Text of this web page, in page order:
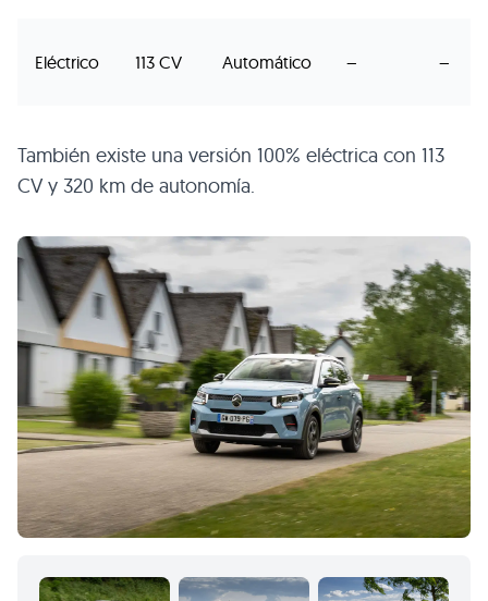
Eléctrico 113 CV Automático – –
También existe una versión 100% eléctrica con 113
CV y 320 km de autonomía.